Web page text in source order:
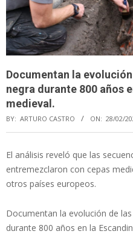
Documentan la
negra durante 800 años
medieval.
BY: ARTURO CASTRO ON: 28/02/
El análisis reveló que las
entremezclaron con cepas
otros países europeos.
Documentan la evolución de
durante 800 años en la